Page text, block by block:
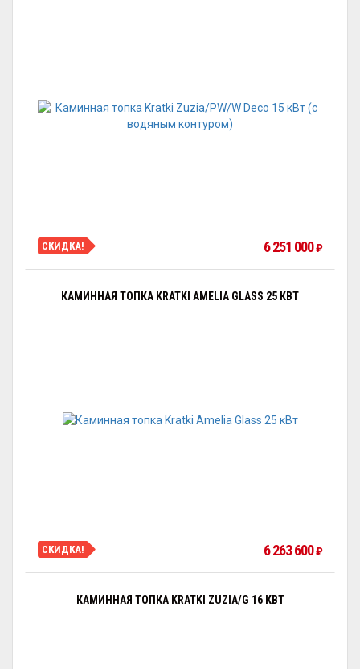
СКИДКА! 6 251 000₽
КАМИННАЯ ТОПКА KRATKI AMELIA GLASS 25 КВТ
СКИДКА! 6 263 600₽
КАМИННАЯ ТОПКА KRATKI ZUZIA/G 16 КВТ